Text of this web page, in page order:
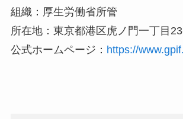
組織：厚生労働省所管
所在地：東京都港区虎ノ門一丁目
公式ホームページ： https://